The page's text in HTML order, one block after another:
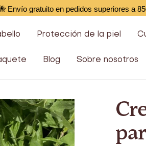
Envío gratuito en pedidos superiores a
Protección de la piel
Blog Sobre nosotros